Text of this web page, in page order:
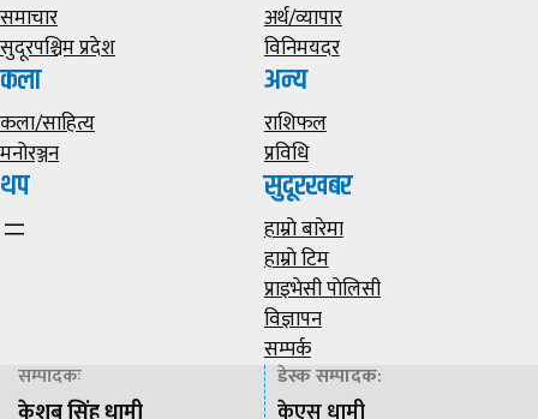
समाचार
सुदूरपश्चिम प्रदेश
अर्थ/व्यापार
विनिमयदर
कला
कला/साहित्य
मनोरञ्जन
अन्य
राशिफल
प्रविधि
थप सुदूरखबर
हाम्राे बारेमा
हाम्राे टिम
प्राइभेसी पाेलिसी
विज्ञापन
सम्पर्क
सम्पादकः डेस्क सम्पादक: